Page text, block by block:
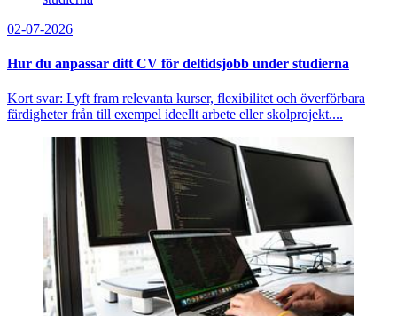
02-07-2026
Hur du anpassar ditt CV för deltidsjobb under studierna
Kort svar: Lyft fram relevanta kurser, flexibilitet och överförbara
färdigheter från till exempel ideellt arbete eller skolprojekt....